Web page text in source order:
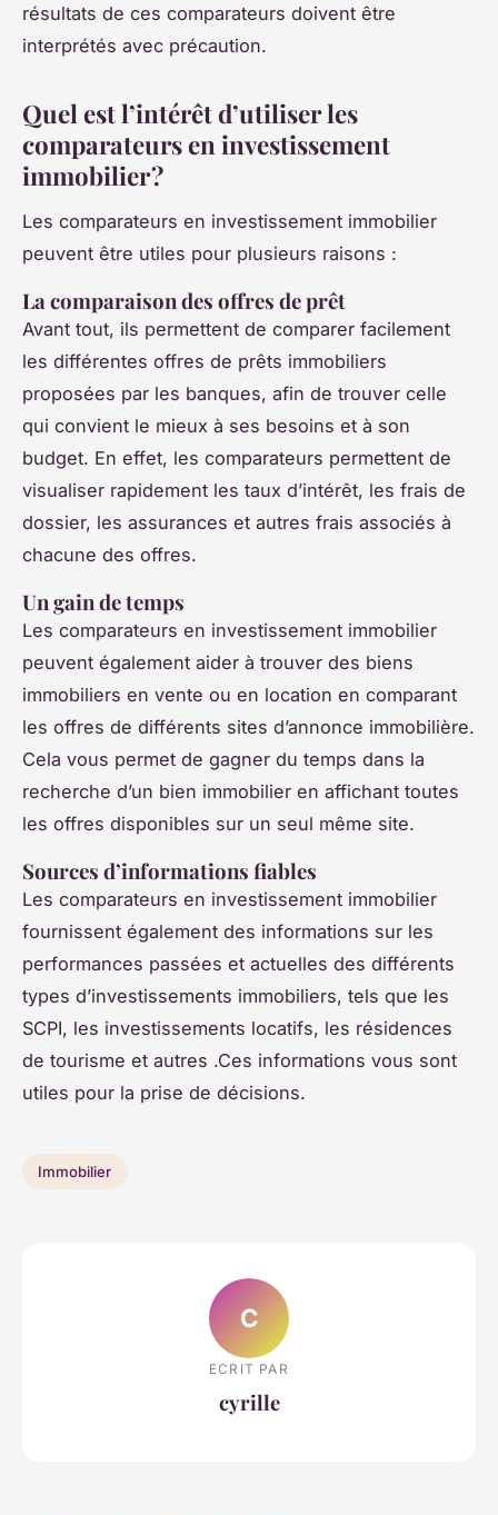
résultats de ces comparateurs doivent être
interprétés avec précaution.
Quel est l’intérêt d’utiliser les
comparateurs en investissement
immobilier ?
Les comparateurs en investissement immobilier
peuvent être utiles pour plusieurs raisons :
La comparaison des offres de prêt
Avant tout, ils permettent de comparer facilement
les différentes offres de prêts immobiliers
proposées par les banques, afin de trouver celle
qui convient le mieux à ses besoins et à son
budget. En effet, les comparateurs permettent de
visualiser rapidement les taux d’intérêt, les frais de
dossier, les assurances et autres frais associés à
chacune des offres.
Un gain de temps
Les comparateurs en investissement immobilier
peuvent également aider à trouver des biens
immobiliers en vente ou en location en comparant
les offres de différents sites d’annonce immobilière.
Cela vous permet de gagner du temps dans la
recherche d’un bien immobilier en affichant toutes
les offres disponibles sur un seul même site.
Sources d’informations fiables
Les comparateurs en investissement immobilier
fournissent également des informations sur les
performances passées et actuelles des différents
types d’investissements immobiliers, tels que les
SCPI, les investissements locatifs, les résidences
de tourisme et autres .Ces informations vous sont
utiles pour la prise de décisions.
Immobilier
C
ECRIT PAR
cyrille